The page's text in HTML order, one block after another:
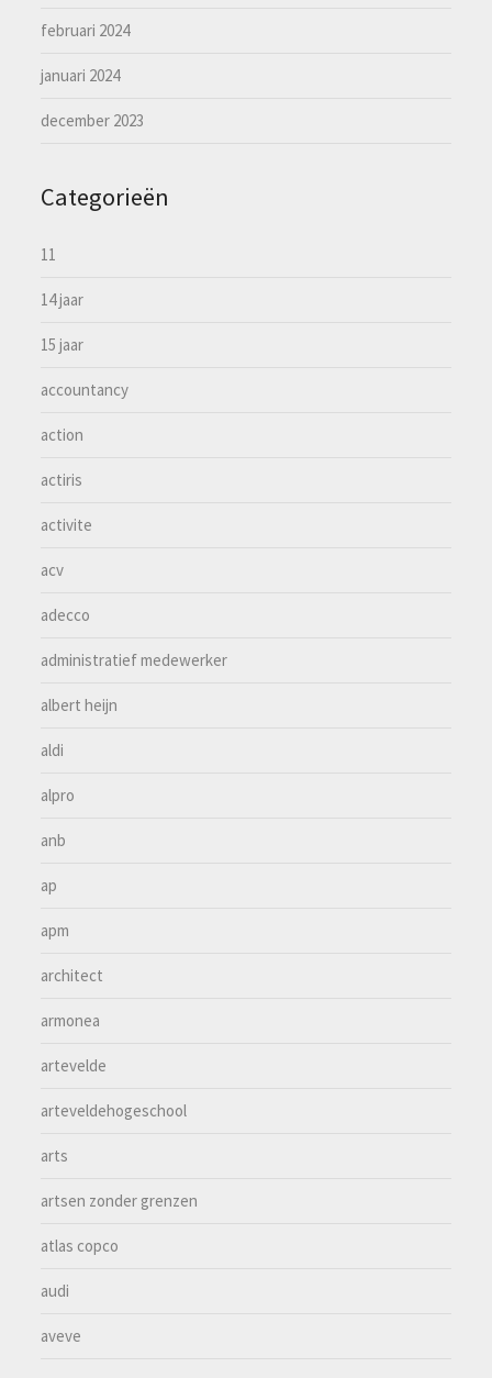
februari 2024
januari 2024
december 2023
Categorieën
11
14 jaar
15 jaar
accountancy
action
actiris
activite
acv
adecco
administratief medewerker
albert heijn
aldi
alpro
anb
ap
apm
architect
armonea
artevelde
arteveldehogeschool
arts
artsen zonder grenzen
atlas copco
audi
aveve